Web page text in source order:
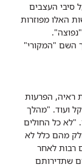
סיבי העצבים
האלו מפוזרות
השם "המקורי"
ראיה, הפרעות
ועוד. "מהלך
"לא כל החולים
מהם כלל לא
רבות לאחר
שתדירותם